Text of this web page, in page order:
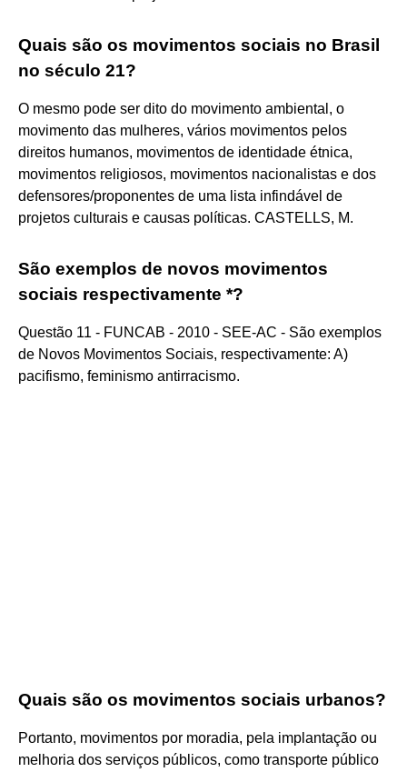
Quais são os movimentos sociais no Brasil
no século 21?
O mesmo pode ser dito do movimento ambiental, o
movimento das mulheres, vários movimentos pelos
direitos humanos, movimentos de identidade étnica,
movimentos religiosos, movimentos nacionalistas e dos
defensores/proponentes de uma lista infindável de
projetos culturais e causas políticas. CASTELLS, M.
São exemplos de novos movimentos
sociais respectivamente *?
Questão 11 - FUNCAB - 2010 - SEE-AC - São exemplos
de Novos Movimentos Sociais, respectivamente: A)
pacifismo, feminismo antirracismo.
Quais são os movimentos sociais urbanos?
Portanto, movimentos por moradia, pela implantação ou
melhoria dos serviços públicos, como transporte público